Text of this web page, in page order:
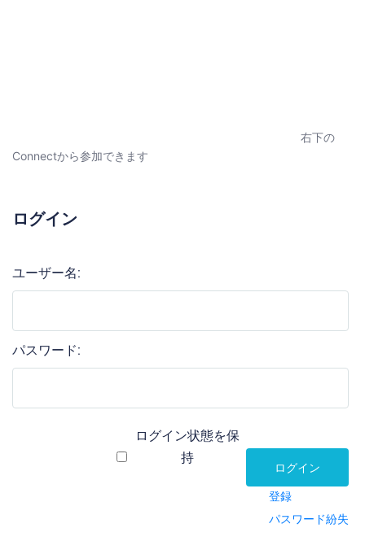
右下の
Connectから参加できます
ログイン
ユーザー名:
パスワード:
ログイン状態を保
持
ログイン
登録
パスワード紛失